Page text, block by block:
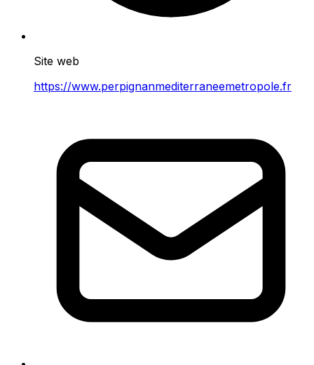
Site web
https://www.perpignanmediterraneemetropole.fr